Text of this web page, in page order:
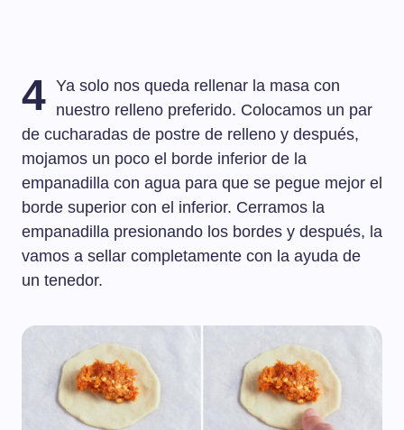
4 Ya solo nos queda rellenar la masa con
nuestro relleno preferido. Colocamos un par
de cucharadas de postre de relleno y después,
mojamos un poco el borde inferior de la
empanadilla con agua para que se pegue mejor el
borde superior con el inferior. Cerramos la
empanadilla presionando los bordes y después, la
vamos a sellar completamente con la ayuda de
un tenedor.